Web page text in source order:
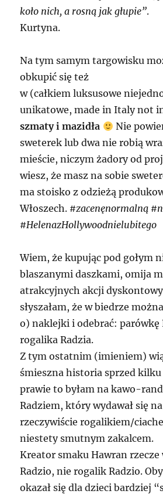
koło nich, a rosną jak głupie”.
Kurtyna.
Na tym samym targowisku
obkupić się też
w (całkiem luksusowe
unikatowe, made in Italy not
szmaty i mazidła
Nie
sweterek lub dwa nie robią
mieście, niczym żadory od
wiesz, że masz na sobie
ma stoisko z odzieżą
Włoszech. #zacenęnormalną
#HelenazHollywoodnielubitego
Wiem, że kupując pod gołym
blaszanymi daszkami, omija
atrakcyjnych akcji
słyszałam, że w biedrze
o) naklejki i odebrać: parówkę
rogalika Radzia.
Z tym ostatnim (imieniem)
śmieszna historia sprzed
prawie to byłam na kawo-
Radziem, który wydawał się
rzeczywiście rogalikiem/
niestety smutnym zakalcem.
Kreator smaku Hawran rzecze
Radzio, nie rogalik Radzio.
okazał się dla dzieci bardziej